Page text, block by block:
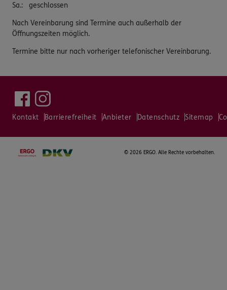
Sa.: geschlossen
Nach Vereinbarung sind Termine auch außerhalb der
Öffnungszeiten möglich.
Termine bitte nur nach vorheriger telefonischer Vereinbarung.
Kontakt Barrierefreiheit Anbieter Datenschutz Sitemap
© 2026 ERGO. Alle Rechte vorbehalten.